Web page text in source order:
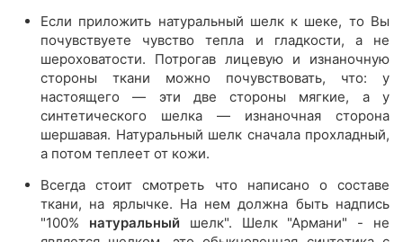
Если приложить натуральный шелк к шеке, то Вы
почувствуете чувство тепла и гладкости, а не
шероховатости. Потрогав лицевую и изнаночную
стороны ткани можно почувствовать, что: у
настоящего — эти две стороны мягкие, а у
синтетического шелка — изнаночная сторона
шершавая. Натуральный шелк сначала прохладный,
а потом теплеет от кожи.
Всегда стоит смотреть что написано о составе
ткани, на ярлычке. На нем должна быть надпись
"100% натуральный шелк". Шелк "Армани" - не